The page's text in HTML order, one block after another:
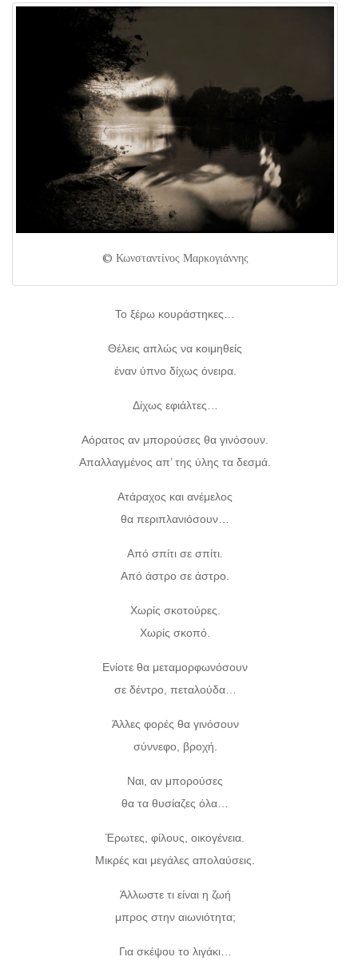
© Κωνσταντίνος Μαρκογιάννης
Το ξέρω κουράστηκες…
Θέλεις απλώς να κοιμηθείς
έναν ύπνο δίχως όνειρα.
Δίχως εφιάλτες…
Αόρατος αν μπορούσες θα γινόσουν.
Απαλλαγμένος απ’ της ύλης τα δεσμά.
Ατάραχος και ανέμελος
θα περιπλανιόσουν…
Από σπίτι σε σπίτι.
Από άστρο σε άστρο.
Χωρίς σκοτούρες.
Χωρίς σκοπό.
Ενίοτε θα μεταμορφωνόσουν
σε δέντρο, πεταλούδα…
Άλλες φορές θα γινόσουν
σύννεφο, βροχή.
Ναι, αν μπορούσες
θα τα θυσίαζες όλα…
Έρωτες, φίλους, οικογένεια.
Μικρές και μεγάλες απολαύσεις.
Άλλωστε τι είναι η ζωή
μπρος στην αιωνιότητα;
Για σκέψου το λιγάκι…